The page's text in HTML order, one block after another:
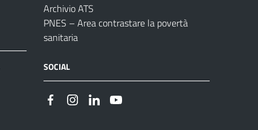
Archivio ATS
PNES – Area contrastare la povertà
sanitaria
SOCIAL